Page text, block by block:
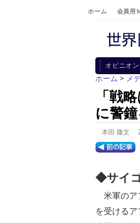
ホーム 会員用
オピニオン
ホーム > メ
「戦
に警
本田 隆文
◆サイ
米軍のア
を受ける